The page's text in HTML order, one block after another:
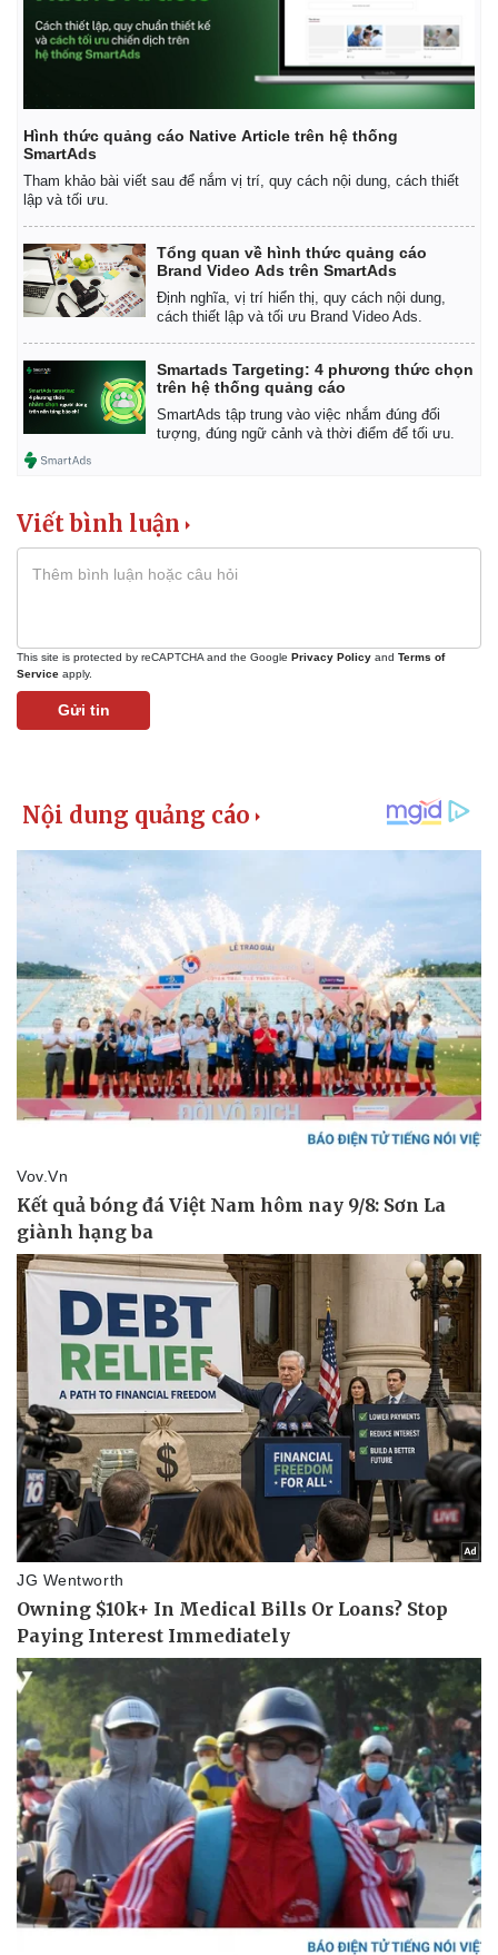
Khởi nghiệp
Pháp luật
Vụ án
Tin nóng
Tư vấn luật
Quân sự - Quốc phòng
Vũ khí
Việt Nam
Phân tích
Hình thức quảng cáo Native Article trên hệ thống
SmartAds
Tham khảo bài viết sau để nắm vị trí, quy cách nội dung, cách thiết
lập và tối ưu.
Tổng quan về hình thức quảng cáo
Brand Video Ads trên SmartAds
Định nghĩa, vị trí hiển thị, quy cách nội dung,
cách thiết lập và tối ưu Brand Video Ads.
Smartads Targeting: 4 phương thức chọn
trên hệ thống quảng cáo
SmartAds tập trung vào việc nhắm đúng đối
tượng, đúng ngữ cảnh và thời điểm để tối ưu.
Viết bình luận
This site is protected by reCAPTCHA and the Google Privacy Policy and Terms of
Service apply.
Gửi tin